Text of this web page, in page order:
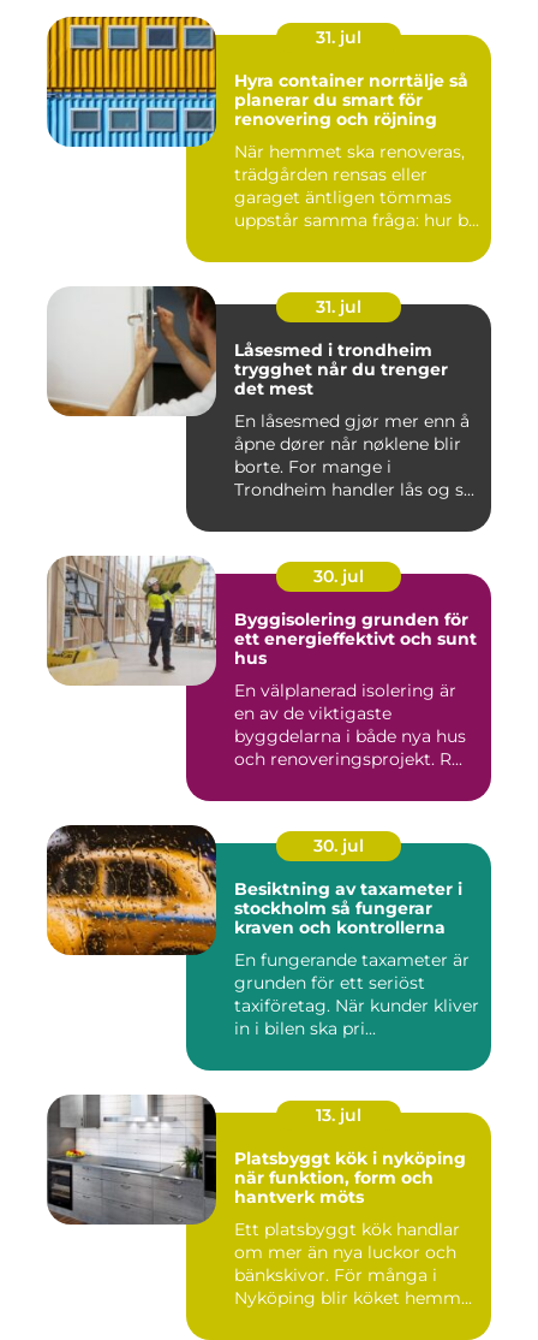
31. jul
Hyra container norrtälje så
planerar du smart för
renovering och röjning
När hemmet ska renoveras,
trädgården rensas eller
garaget äntligen tömmas
uppstår samma fråga: hur b...
31. jul
Låsesmed i trondheim
trygghet når du trenger
det mest
En låsesmed gjør mer enn å
åpne dører når nøklene blir
borte. For mange i
Trondheim handler lås og s...
30. jul
Byggisolering grunden för
ett energieffektivt och sunt
hus
En välplanerad isolering är
en av de viktigaste
byggdelarna i både nya hus
och renoveringsprojekt. R...
30. jul
Besiktning av taxameter i
stockholm så fungerar
kraven och kontrollerna
En fungerande taxameter är
grunden för ett seriöst
taxiföretag. När kunder kliver
in i bilen ska pri...
13. jul
Platsbyggt kök i nyköping
när funktion, form och
hantverk möts
Ett platsbyggt kök handlar
om mer än nya luckor och
bänkskivor. För många i
Nyköping blir köket hemm...